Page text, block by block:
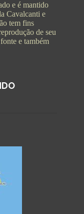
e é mantido
Cavalcanti e
tem fins
de seu
e também